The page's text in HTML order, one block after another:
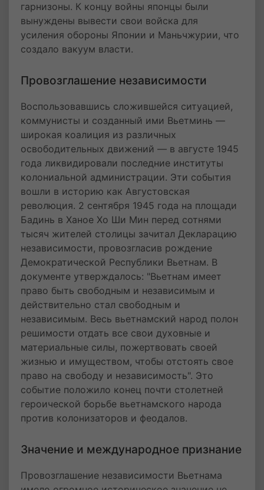
гарнизоны. К концу войны японцы были
вынуждены вывести свои войска для
усиления обороны Японии и Маньчжурии, что
создало вакуум власти.
Провозглашение независимости
Воспользовавшись сложившейся ситуацией,
коммунисты и созданный ими Вьетминь —
широкая коалиция из различных
освободительных движений — в августе 1945
года ликвидировали последние институты
колониальной администрации. Эти события
вошли в историю как Августовская
революция. 2 сентября 1945 года на площади
Бадинь в Ханое Хо Ши Мин перед сотнями
тысяч жителей столицы зачитал Декларацию
независимости, провозгласив рождение
Демократической Республики Вьетнам. В
документе утверждалось: "Вьетнам имеет
право быть свободным и независимым и
действительно стал свободным и
независимым. Весь вьетнамский народ полон
решимости отдать все свои духовные и
материальные силы, пожертвовать своей
жизнью и имуществом, чтобы отстоять свое
право на свободу и независимость". Это
событие положило конец почти столетней
героической борьбе вьетнамского народа
против колонизаторов и феодалов.
Значение и международное признание
Провозглашение независимости Вьетнама